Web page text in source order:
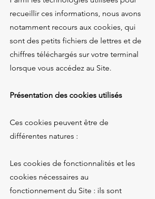
recueillir ces informations, nous avons
notamment recours aux cookies, qui
sont des petits fichiers de lettres et de
chiffres téléchargés sur votre terminal
lorsque vous accédez au Site.
Présentation des cookies utilisés
Ces cookies peuvent être de
différentes natures :
Les cookies de fonctionnalités et les
cookies nécessaires au
fonctionnement du Site : ils sont